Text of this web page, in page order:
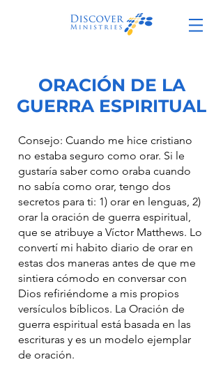
ORACIÓN DE LA
GUERRA ESPIRITUAL​
Consejo: Cuando me hice cristiano
no estaba seguro como orar. Si le
gustaría saber como oraba cuando
no sabía como orar, tengo dos
secretos para ti: 1) orar en lenguas, 2)
orar la oración de guerra espiritual,
que se atribuye a Víctor Matthews. Lo
convertí mi habito diario de orar en
estas dos maneras antes de que me
sintiera cómodo en conversar con
Dios refiriéndome a mis propios
versículos bíblicos. La Oración de
guerra espiritual está basada en las
escrituras y es un modelo ejemplar
de oración.